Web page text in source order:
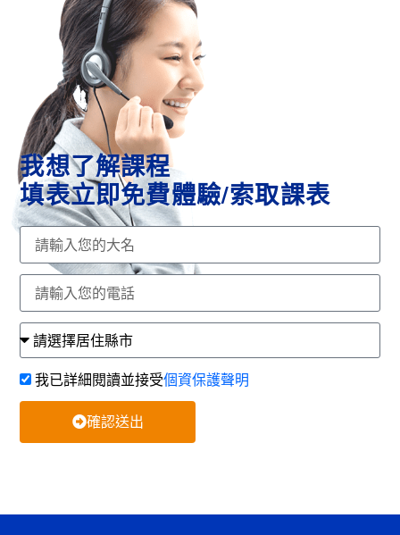
我想了解課程
填表立即免費體驗/索取課表
我已詳細閱讀並接受個資保護聲明
確認送出